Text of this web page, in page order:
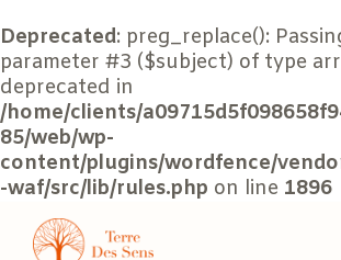
Deprecated: preg_replace():
parameter #3 ($subject) of type
deprecated in
/home/clients/
85/web/wp-
content/plugins/wordfence/
-waf/src/lib/rules.php on line 1896